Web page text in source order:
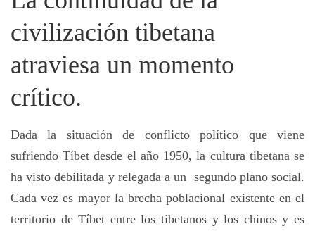
civilización tibetana
atraviesa un momento
crítico.
Dada la situación de conflicto político que viene
sufriendo Tíbet desde el año 1950, la cultura tibetana se
ha visto debilitada y relegada a un segundo plano social.
Cada vez es mayor la brecha poblacional existente en el
territorio de Tíbet entre los tibetanos y los chinos y es